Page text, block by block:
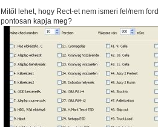
Mitől lehet, hogy Rect-et nem ismeri fel/nem
pontosan kapja meg?